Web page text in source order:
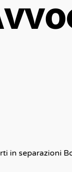
in separazioni